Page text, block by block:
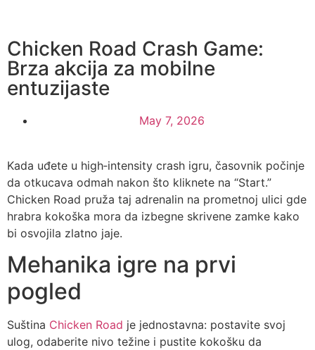
This
website
includes
an
system.
Chicken Road Crash Game:
Brza akcija za mobilne
entuzijaste
May 7, 2026
Kada uđete u high‑intensity crash igru, časovnik počinje
da otkucava odmah nakon što kliknete na “Start.”
Chicken Road pruža taj adrenalin na prometnoj ulici gde
hrabra kokoška mora da izbegne skrivene zamke kako
bi osvojila zlatno jaje.
Mehanika igre na prvi
pogled
Suština Chicken Road je jednostavna: postavite svoj
ulog, odaberite nivo težine i pustite kokošku da